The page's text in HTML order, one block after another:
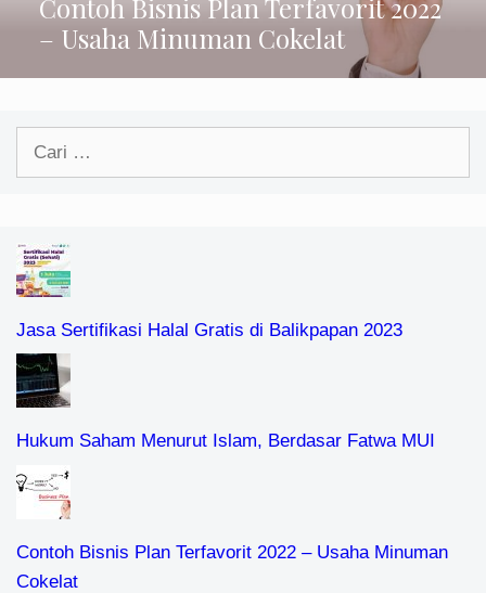
Contoh Bisnis Plan Terfavorit 2022
– Usaha Minuman Cokelat
Jasa Sertifikasi Halal Gratis di Balikpapan 2023
Hukum Saham Menurut Islam, Berdasar Fatwa MUI
Contoh Bisnis Plan Terfavorit 2022 – Usaha Minuman
Cokelat